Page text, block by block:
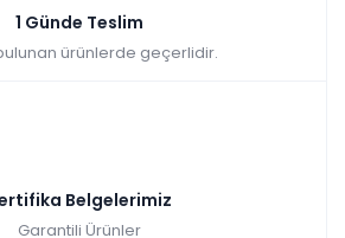
1 Günde Teslim
ürünlerde geçerlidir.
Belgelerimiz
Garantili Ürünler